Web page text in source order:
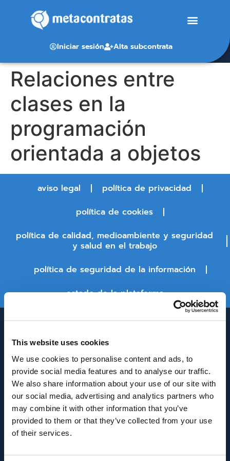
This website uses cookies
We use cookies to personalise content and ads, to
provide social media features and to analyse our traffic.
We also share information about your use of our site with
our social media, advertising and analytics partners who
may combine it with other information that you’ve
provided to them or that they’ve collected from your use
of their services.
Iniciar sesión Alta subcontrata
Relaciones entre
clases en la
programación
orientada a objetos
aviso legal
política de privacidad
política de cookies
política de calidad, medioambiente y seguridad
y salud en el trabajo
política de seguridad de la información
estado de la plataforma
INNOVACIÓN Y DESARROLLO DE ANDALUCÍA
IDEA